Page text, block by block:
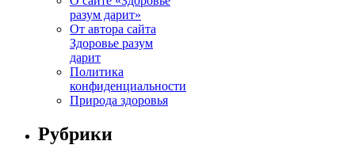
разум дарит»
От автора сайта
Здоровье разум
дарит
Политика
конфиденциальности
Природа здоровья
Рубрики